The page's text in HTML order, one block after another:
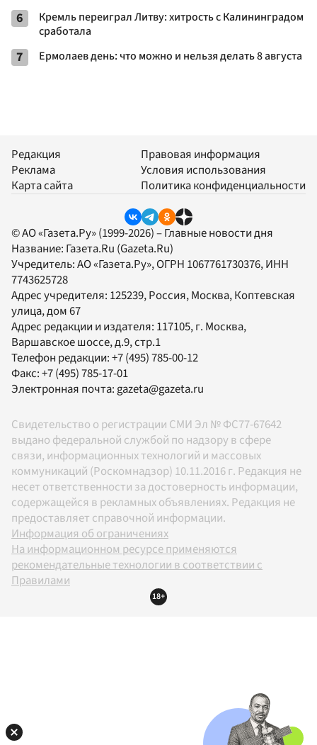
6
Кремль переиграл Литву: хитрость с Калининградом
сработала
7 Ермолаев день: что можно и нельзя делать 8 августа
Редакция
Реклама
Карта сайта
Правовая информация
Условия использования
Политика конфиденциальности
© АО «Газета.Ру» (1999-2026) – Главные новости дня
Название: Газета.Ru (Gazeta.Ru)
Учредитель:АО «Газета.Ру», ОГРН 1067761730376, ИНН
7743625728
Адрес учредителя: 125239, Россия, Москва, Коптевская
улица, дом 67
Адрес редакции и издателя: 117105, г. Москва,
Варшавское шоссе, д.9, стр.1
Телефон редакции:+7 (495) 785-00-12
Факс:+7 (495) 785-17-01
Электронная почта: gazeta@gazeta.ru
Свидетельство о регистрации СМИ Эл № ФС77-67642
выдано федеральной службой по надзору в сфере
связи, информационных технологий и массовых
коммуникаций (Роскомнадзор) 10.11.2016 г. Редакция не
несет ответственности за достоверность информации,
содержащейся в рекламных объявлениях. Редакция не
предоставляет справочной информации.
Информация об ограничениях
На информационном ресурсе применяются
рекомендательные технологии в соответствии с
Правилами
18+